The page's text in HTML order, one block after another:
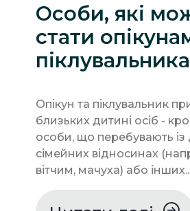
Особи, які
стати
Опікун та піклувальник
близьких дитині осіб -
особи, що перебувають
сімейних відносинах
вітчим, мачуха) або